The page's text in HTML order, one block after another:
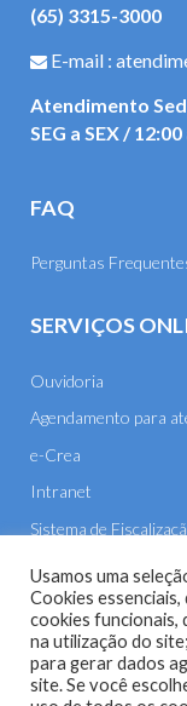
(65) 3315-3000
E-mail :
Atendimento
SEG a SEX /
FAQ
Perguntas
SERVIÇOS
Ouvidoria
Agendamento para
e-Crea
Intranet
Sistema de
E-mail
Usamos uma
Cookies
cookies funcionais,
na utilização do
para gerar dados
site. Se você